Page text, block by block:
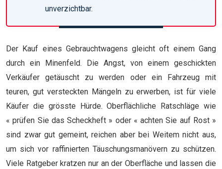
unverzichtbar.
Der Kauf eines Gebrauchtwagens gleicht oft einem Gang
durch ein Minenfeld. Die Angst, von einem geschickten
Verkäufer getäuscht zu werden oder ein Fahrzeug mit
teuren, gut versteckten Mängeln zu erwerben, ist für viele
Käufer die grösste Hürde. Oberflächliche Ratschläge wie
« prüfen Sie das Scheckheft » oder « achten Sie auf Rost »
sind zwar gut gemeint, reichen aber bei Weitem nicht aus,
um sich vor raffinierten Täuschungsmanövern zu schützen.
Viele Ratgeber kratzen nur an der Oberfläche und lassen die